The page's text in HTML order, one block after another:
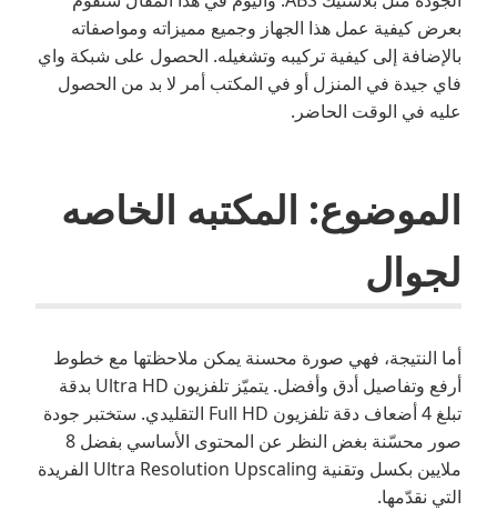
بعرض كيفية عمل هذا الجهاز وجميع مميزاته ومواصفاته
بالإضافة إلى كيفية تركيبه وتشغيله. الحصول على شبكة واي
فاي جيدة في المنزل أو في المكتب أمر لا بد من الحصول
عليه في الوقت الحاضر.
الموضوع: المكتبه الخاصه
لجوال
أما النتيجة، فهي صورة محسنة يمكن ملاحظتها مع خطوط
أرفع وتفاصيل أدق وأفضل. يتميّز تلفزيون Ultra HD بدقة
تبلغ 4 أضعاف دقة تلفزيون Full HD التقليدي. ستختبر جودة
صور محسّنة بغض النظر عن المحتوى الأساسي بفضل 8
ملايين بكسل وتقنية Ultra Resolution Upscaling الفريدة
التي نقدّمها.